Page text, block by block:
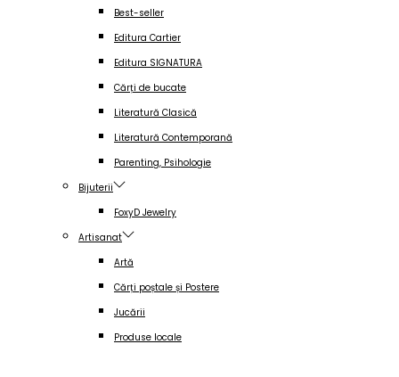
Best-seller
Editura Cartier
Editura SIGNATURA
Cărți de bucate
Literatură Clasică
Literatură Contemporană
Parenting, Psihologie
Bijuterii
FoxyD Jewelry
Artisanat
Artă
Cărți poștale și Postere
Jucării
Produse locale